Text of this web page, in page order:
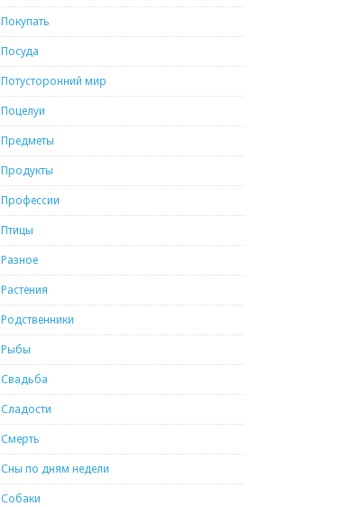
Покупать
Посуда
Потусторонний мир
Поцелуи
Предметы
Продукты
Профессии
Птицы
Разное
Растения
Родственники
Рыбы
Свадьба
Сладости
Смерть
Сны по дням недели
Собаки